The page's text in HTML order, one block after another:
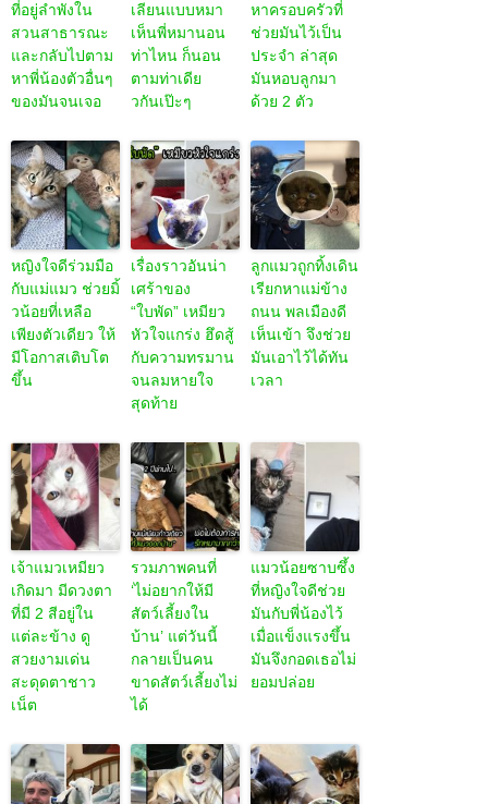
ที่อยู่ลำพังใน
สวนสาธารณะ
และกลับไปตาม
หาพี่น้องตัวอื่นๆ
ของมันจนเจอ
เลียนแบบหมา
เห็นพี่หมานอน
ท่าไหน ก็นอน
ตามท่าเดีย
วกันเป๊ะๆ
หาครอบครัวที่
ช่วยมันไว้เป็น
ประจำ ล่าสุด
มันหอบลูกมา
ด้วย 2 ตัว
หญิงใจดีร่วมมือ
กับแม่แมว ช่วยมิ้
วน้อยที่เหลือ
เพียงตัวเดียว ให้
มีโอกาสเติบโต
ขึ้น
เรื่องราวอันน่า
เศร้าของ
“ใบพัด” เหมียว
หัวใจแกร่ง ฮึดสู้
กับความทรมาน
จนลมหายใจ
สุดท้าย
ลูกแมวถูกทิ้งเดิน
เรียกหาแม่ข้าง
ถนน พลเมืองดี
เห็นเข้า จึงช่วย
มันเอาไว้ได้ทัน
เวลา
เจ้าแมวเหมียว
เกิดมา มีดวงตา
ที่มี 2 สีอยู่ใน
แต่ละข้าง ดู
สวยงามเด่น
สะดุดตาชาว
เน็ต
รวมภาพคนที่
‘ไม่อยากให้มี
สัตว์เลี้ยงใน
บ้าน’ แต่วันนี้
กลายเป็นคน
ขาดสัตว์เลี้ยงไม่
ได้
แมวน้อยซาบซึ้ง
ที่หญิงใจดีช่วย
มันกับพี่น้องไว้
เมื่อแข็งแรงขึ้น
มันจึงกอดเธอไม่
ยอมปล่อย